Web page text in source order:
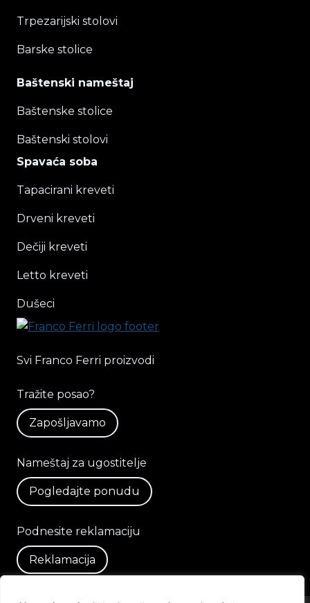
Trpezarijski stolovi
Barske stolice
Baštenski nameštaj
Baštenske stolice
Baštenski stolovi
Spavaća soba
Tapacirani kreveti
Drveni kreveti
Dečiji kreveti
Letto kreveti
Dušeci
Svi Franco Ferri proizvodi
Tražite posao?
Zapošljavamo
Nameštaj za ugostitelje
Pogledajte ponudu
Podnesite reklamaciju
Reklamacija